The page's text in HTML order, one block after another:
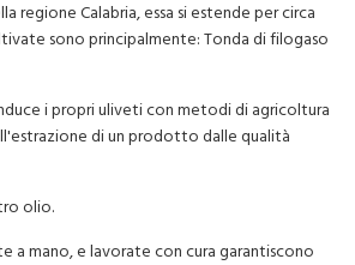
regione Calabria, essa si estende per circa
sono principalmente: Tonda di filogaso
i propri uliveti con metodi di agricoltura
di un prodotto dalle qualità
olio.
a mano, e lavorate con cura garantiscono